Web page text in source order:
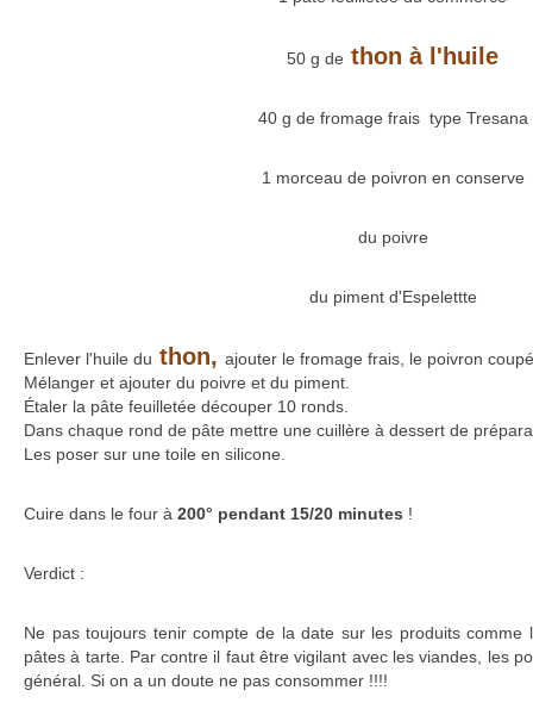
50 g de thon à l'huile
40 g de fromage frais type Tresana
1 morceau de poivron en conserve
du poivre
du piment d'Espelettte
Enlever l'huile du thon, ajouter le fromage frais, le poivron
Mélanger et ajouter du poivre et du piment.
Étaler la pâte feuilletée découper 10 ronds.
Dans chaque rond de pâte mettre une cuillère à dessert de
Les poser sur une toile en silicone.
Cuire dans le four à 200° pendant 15/20 minutes !
Verdict :
Ne pas toujours tenir compte de la date sur les produits comme
pâtes à tarte. Par contre il faut être vigilant avec les viandes, les
général. Si on a un doute ne pas consommer !!!!